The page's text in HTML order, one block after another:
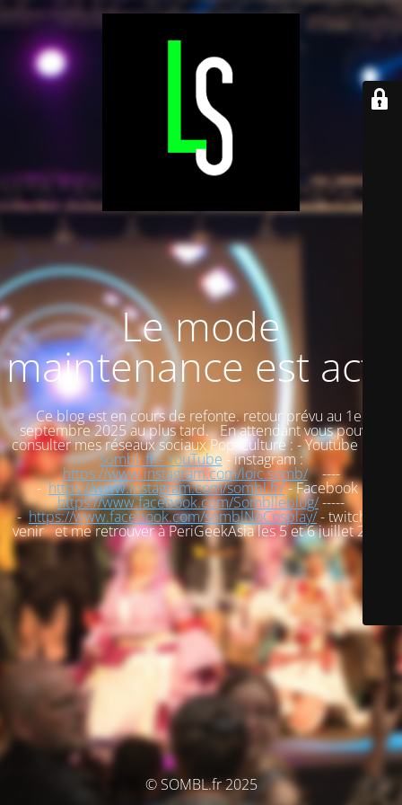
Le mode
maintenance est actif
Ce blog est en cours de refonte. retour prévu au 1er
septembre 2025 au plus tard. En attendant vous pouvez
consulter mes réseaux sociaux Pop-Culture : - Youtube :
sombl_fr - YouTube - instagram :
https://www.instagram.com/loic.somb/----
-https://www.instagram.com/sombl.fr/- Facebook :
https://www.facebook.com/Somblleblog/-----
-https://www.facebook.com/somblNoCosplay/- twitch : à
venir et me retrouver à PeriGeekAsia les 5 et 6 juillet 2025
© SOMBL.fr 2025